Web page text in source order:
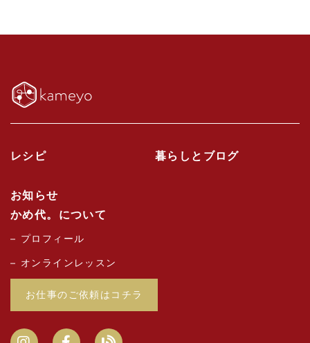
レシピ 暮らしとブログ
お知らせ
かめ代。について
プロフィール
オンラインレッスン
お仕事のご依頼はコチラ